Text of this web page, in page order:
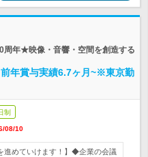
周年★映像・音響・空間を創造する
年賞与実績6.7ヶ月~※東京勤
制
08/10
進めていけます！】◆企業の会議